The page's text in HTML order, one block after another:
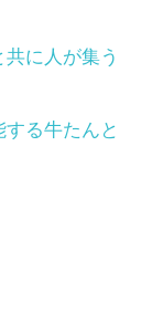
に人が集う
る牛たんと